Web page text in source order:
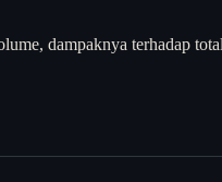
dampaknya terhadap